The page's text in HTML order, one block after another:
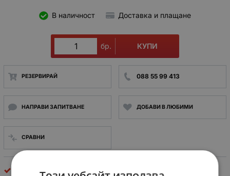
В наличност Доставка и плащане
бр. КУПИ
РЕЗЕРВИРАЙ 088 55 99 413
НАПРАВИ ЗАПИТВАНЕ ДОБАВИ В ЛЮБИМИ
СРАВНИ
интегрални схеми